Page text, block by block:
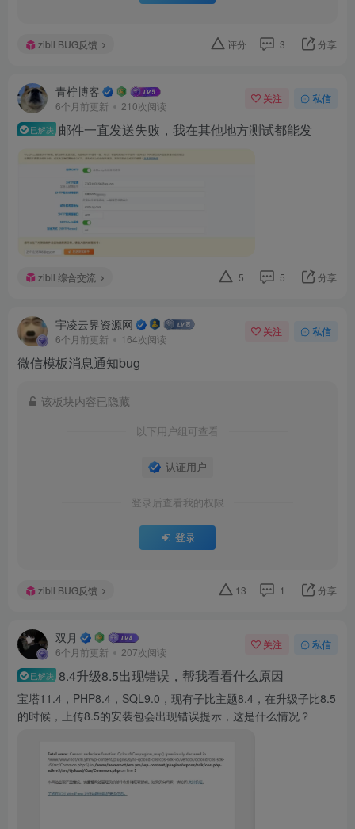
zibll BUG反馈 评分 3 分享
青柠博客
6个月前更新 210次阅读
关注 私信
已解决 邮件一直发送失败，我在其他地方测试都能发
zibll 综合交流 5 5 分享
宇凌云界资源网
6个月前更新 164次阅读
关注 私信
微信模板消息通知bug
该板块内容已隐藏
以下用户组可查看
认证用户
登录后查看我的权限
登录
zibll BUG反馈 13 1 分享
双月
6个月前更新 207次阅读
关注 私信
已解决 8.4升级8.5出现错误，帮我看看什么原因
宝塔11.4，PHP8.4，SQL9.0，现有子比主题8.4，在升级子比8.5
的时候，上传8.5的安装包会出现错误提示，这是什么情况？